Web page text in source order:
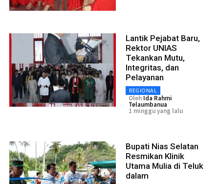
Lantik Pejabat Baru,
Rektor UNIAS
Tekankan Mutu,
Integritas, dan
Pelayanan
REGIONAL
Oleh Ida Rahmi
Telaumbanua
1 minggu yang lalu
Bupati Nias Selatan
Resmikan Klinik
Utama Mulia di Teluk
dalam